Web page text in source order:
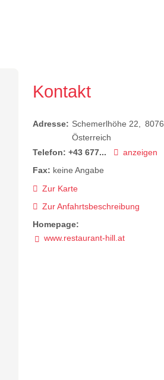
Kontakt
Adresse: Schemerlhöhe 22 8076
Österreich
Telefon: +43 677...
anzeigen
Fax: keine Angabe
Zur Karte
Zur Anfahrtsbeschreibung
Homepage:
www.restaurant-hill.at